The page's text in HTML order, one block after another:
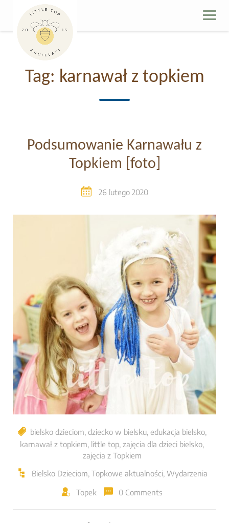
content
Tag: karnawał z topkiem
Podsumowanie Karnawału z
Topkiem [foto]
26 lutego 2020
bielsko dzieciom, dziecko w bielsku, edukacja bielsko,
karnawał z topkiem, little top, zajęcia dla dzieci bielsko,
zajęcia z Topkiem
Bielsko Dzieciom, Topkowe aktualności, Wydarzenia
Topek 0 Comments